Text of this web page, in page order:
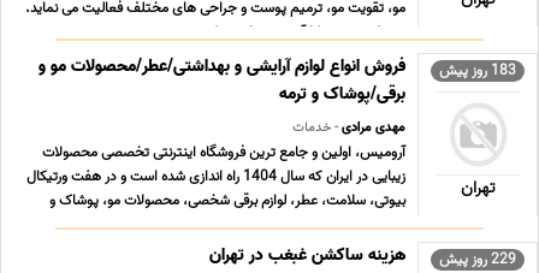
مو، تقویت مو، ترمیم پوست و جراحی های مختلف فعالیت می نماید.
پرسنل مجرب و کارآزموده در این مرکز ... ...
183 روز پیش
تهران
فروش انواع لوازم آرایشی و بهداشتی/عطر/محصولات مو و
برقی/پوشاک و ترمه
مهدی مرادی- خدمات
آرومیس، اولین و جامع ترین فروشگاه اینترنتی تخصصی محصولات
زیبایی در ایران که سال 1404 راه اندازی شده است و در هفت ورتیکال
بیوتی، سلامت، عطر، لوازم برقی شخصی، محصولات مو، پوشاک و
صنایع دستی، محصولات بیش از 1000 برند معتبر را عرضه می کند.
آرومیس با تنوعی بالغ بر 10 هزار کالای متفاوت ... ...
229 روز پیش هزینه ساکشن غبغب در تهران